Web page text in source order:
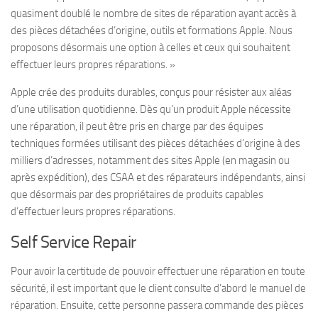
quasiment doublé le nombre de sites de réparation ayant accès à
des pièces détachées d’origine, outils et formations Apple. Nous
proposons désormais une option à celles et ceux qui souhaitent
effectuer leurs propres réparations. »
Apple crée des produits durables, conçus pour résister aux aléas
d’une utilisation quotidienne. Dès qu’un produit Apple nécessite
une réparation, il peut être pris en charge par des équipes
techniques formées utilisant des pièces détachées d’origine à des
milliers d’adresses, notamment des sites Apple (en magasin ou
après expédition), des CSAA et des réparateurs indépendants, ainsi
que désormais par des propriétaires de produits capables
d’effectuer leurs propres réparations.
Self Service Repair
Pour avoir la certitude de pouvoir effectuer une réparation en toute
sécurité, il est important que le client consulte d’abord le manuel de
réparation. Ensuite, cette personne passera commande des pièces